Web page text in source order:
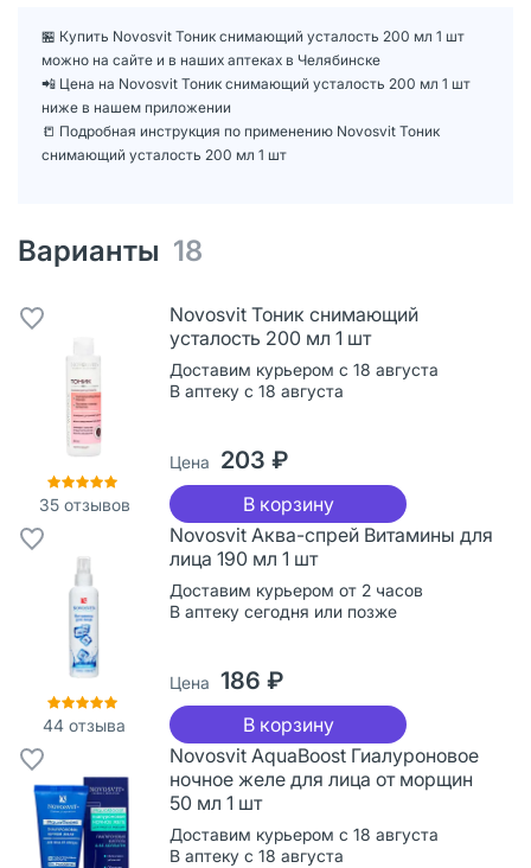
🏪 Купить Novosvit Тоник снимающий усталость 200 мл 1 шт
можно на сайте и в наших аптеках в Челябинске
📲 Цена на Novosvit Тоник снимающий усталость 200 мл 1 шт
ниже в нашем приложении
📒 Подробная инструкция по применению Novosvit Тоник
снимающий усталость 200 мл 1 шт
Варианты 18
35отзывов
Novosvit Тоник снимающий
усталость 200 мл 1 шт
Доставим курьером с 18 августа
В аптеку с 18 августа
Цена 203 ₽
В корзину
44 отзыва
Novosvit Аква-спрей Витамины для
лица 190 мл 1 шт
Доставим курьером от 2 часов
В аптеку сегодня или позже
Цена 186 ₽
В корзину
Novosvit AquaBoost Гиалуроновое
ночное желе для лица от морщин
50 мл 1 шт
Доставим курьером с 18 августа
В аптеку с 18 августа